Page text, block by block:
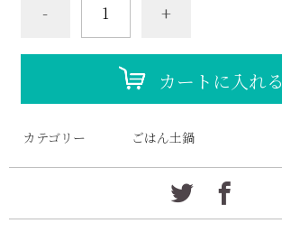
- +
カートに入れる
カテゴリー ごはん土鍋